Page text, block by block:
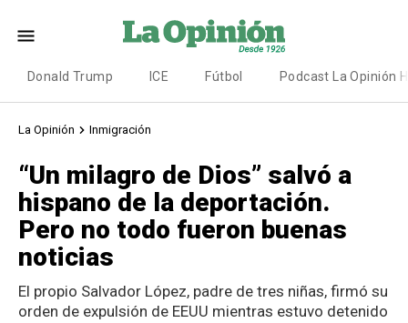
Donald Trump ICE Fútbol Podcast La Opinión
La Opinión Inmigración
“Un milagro de Dios” salvó a
hispano de la deportación.
Pero no todo fueron buenas
noticias
El propio Salvador López, padre de tres niñas, firmó su
orden de expulsión de EEUU mientras estuvo detenido